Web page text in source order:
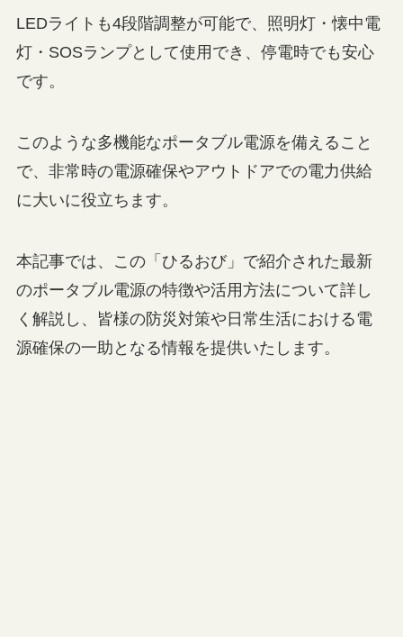
LEDライトも4段階調整が可能で、照明灯・懐中電
灯・SOSランプとして使用でき、停電時でも安心
です。
このような多機能なポータブル電源を備えること
で、非常時の電源確保やアウトドアでの電力供給
に大いに役立ちます。
本記事では、この「ひるおび」で紹介された最新
のポータブル電源の特徴や活用方法について詳し
く解説し、皆様の防災対策や日常生活における電
源確保の一助となる情報を提供いたします。